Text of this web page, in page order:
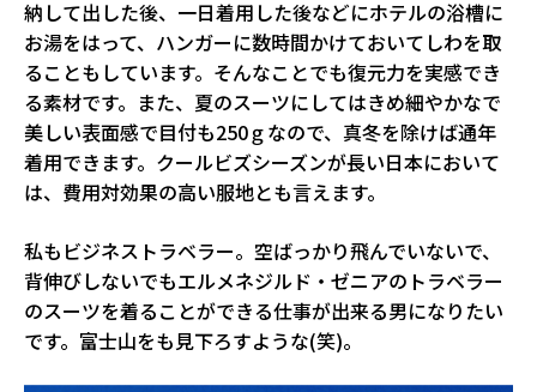
納して出した後、一日着用した後などにホテルの浴槽に
お湯をはって、ハンガーに数時間かけておいてしわを取
ることもしています。そんなことでも復元力を実感でき
る素材です。また、夏のスーツにしてはきめ細やかなで
美しい表面感で目付も250ｇなので、真冬を除けば通年
着用できます。クールビズシーズンが長い日本において
は、費用対効果の高い服地とも言えます。
私もビジネストラベラー。空ばっかり飛んでいないで、
背伸びしないでもエルメネジルド・ゼニアのトラベラー
のスーツを着ることができる仕事が出来る男になりたい
です。富士山をも見下ろすような(笑)。